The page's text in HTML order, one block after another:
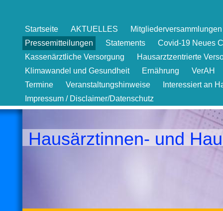
Startseite AKTUELLES
Pressemitteilungen
Statements
Covid-19 Neues
Kassenärztliche Versorgung
Hausarztzentrierte
Klimawandel und Gesundheit
Ernährung
VerAH
Termine
Veranstaltungshinweise
Interessiert an
Impressum / Disclaimer/Datenschutz
Hausärztinnen- und